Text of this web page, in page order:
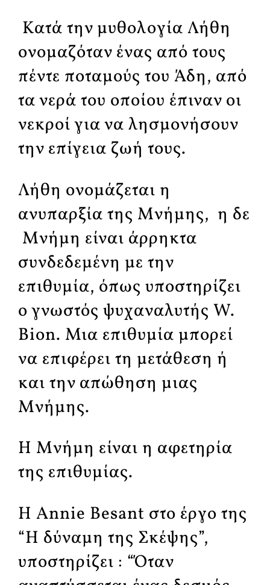
Κατά την μυθολογία Λήθη
ονομαζόταν ένας από τους
πέντε ποταμούς του Άδη, από
τα νερά του οποίου έπιναν οι
νεκροί για να λησμονήσουν
την επίγεια ζωή τους.
Λήθη ονομάζεται η
ανυπαρξία της Mνήμης, η δε
Mνήμη είναι άρρηκτα
συνδεδεμένη με την
επιθυμία, όπως υποστηρίζει
ο γνωστός ψυχαναλυτής W.
Bion. Μια επιθυμία μπορεί
να επιφέρει τη μετάθεση ή
και την απώθηση μιας
Mνήμης.
Η Mνήμη είναι η αφετηρία
της επιθυμίας.
Η Annie Besant στο έργο της
“Η δύναμη της Σκέψης”,
υποστηρίζει : “Όταν